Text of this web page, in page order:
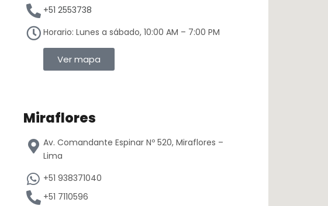
+51 2553738
Horario: Lunes a sábado, 10:00 AM – 7:00 PM
Ver mapa
Miraflores
Av. Comandante Espinar Nº 520, Miraflores –
Lima
+51 938371040
+51 7110596